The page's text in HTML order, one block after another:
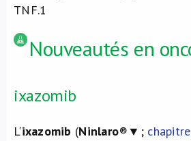
TNF.1
Nouveautés en
ixazomib
L’ixazomib (Ninlaro®▼;